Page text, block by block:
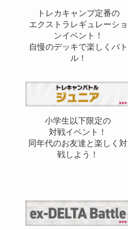
トレカキャンプ定番の
エクストラレギュレーショ
ンイベント！
自慢のデッキで楽しくバト
ル！
小学生以下限定の
対戦イベント！
同年代のお友達と楽しく対
戦しよう！